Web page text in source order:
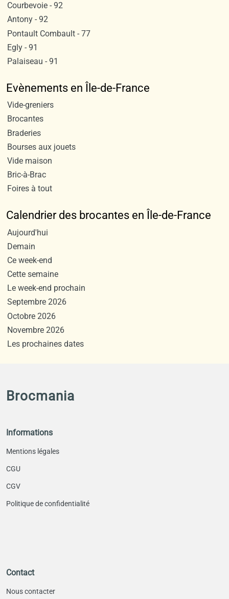
Courbevoie - 92
Antony - 92
Pontault Combault - 77
Egly - 91
Palaiseau - 91
Evènements en Île-de-France
Vide-greniers
Brocantes
Braderies
Bourses aux jouets
Vide maison
Bric-à-Brac
Foires à tout
Calendrier des brocantes en Île-de-France
Aujourd'hui
Demain
Ce week-end
Cette semaine
Le week-end prochain
Septembre 2026
Octobre 2026
Novembre 2026
Les prochaines dates
Brocmania
Informations
Mentions légales
CGU
CGV
Politique de confidentialité
Contact
Nous contacter